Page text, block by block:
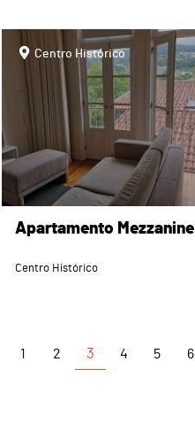
pageCentro Histórico
Apartamento Mezzanine
Centro Histórico
1 2 3 4 5 6